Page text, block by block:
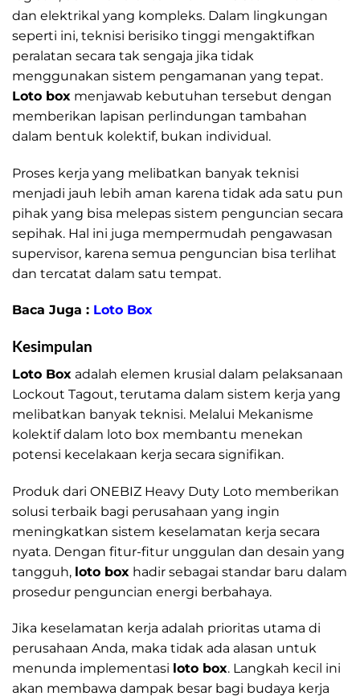
dan elektrikal yang kompleks. Dalam lingkungan
seperti ini, teknisi berisiko tinggi mengaktifkan
peralatan secara tak sengaja jika tidak
menggunakan sistem pengamanan yang tepat.
Loto box menjawab kebutuhan tersebut dengan
memberikan lapisan perlindungan tambahan
dalam bentuk kolektif, bukan individual.
Proses kerja yang melibatkan banyak teknisi
menjadi jauh lebih aman karena tidak ada satu pun
pihak yang bisa melepas sistem penguncian secara
sepihak. Hal ini juga mempermudah pengawasan
supervisor, karena semua penguncian bisa terlihat
dan tercatat dalam satu tempat.
Baca Juga : Loto Box
Kesimpulan
Loto Box adalah elemen krusial dalam pelaksanaan
Lockout Tagout, terutama dalam sistem kerja yang
melibatkan banyak teknisi. Melalui Mekanisme
kolektif dalam loto box membantu menekan
potensi kecelakaan kerja secara signifikan.
Produk dari ONEBIZ Heavy Duty Loto memberikan
solusi terbaik bagi perusahaan yang ingin
meningkatkan sistem keselamatan kerja secara
nyata. Dengan fitur-fitur unggulan dan desain yang
tangguh, loto box hadir sebagai standar baru dalam
prosedur penguncian energi berbahaya.
Jika keselamatan kerja adalah prioritas utama di
perusahaan Anda, maka tidak ada alasan untuk
menunda implementasi loto box. Langkah kecil ini
akan membawa dampak besar bagi budaya kerja